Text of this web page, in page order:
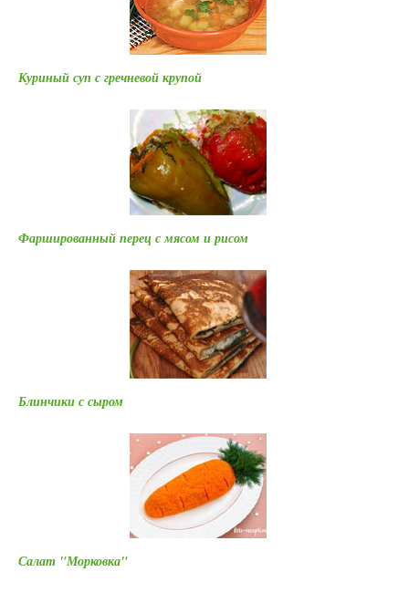
Куриный суп с гречневой крупой
Фаршированный перец с мясом и рисом
Блинчики с сыром
Салат "Морковка"